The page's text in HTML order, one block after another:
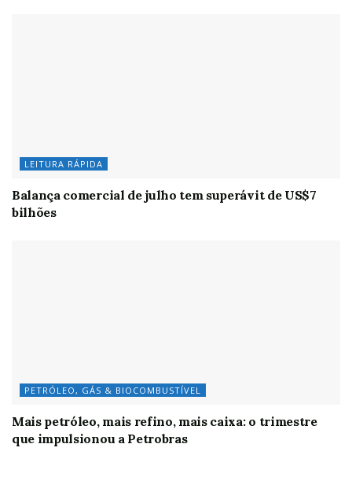
LEITURA RÁPIDA
Balança comercial de julho tem superávit de US$7
bilhões
PETRÓLEO, GÁS & BIOCOMBUSTÍVEL
Mais petróleo, mais refino, mais caixa: o trimestre
que impulsionou a Petrobras